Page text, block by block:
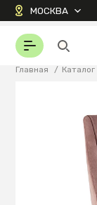
МОСКВА
Главная / Каталог